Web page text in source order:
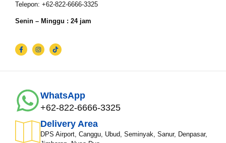
Lokasi Pengiriman & Pengembalian
Telepon: +62-822-6666-3325
Senin – Minggu : 24 jam
WhatsApp
+62-822-6666-3325
Delivery Area
DPS Airport, Canggu, Ubud, Seminyak, Sanur, Denpasar,